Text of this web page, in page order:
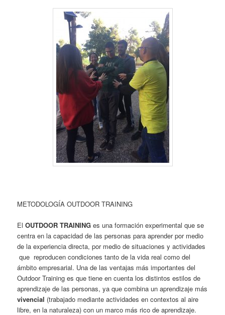
METODOLOGÍA OUTDOOR TRAINING
ElOUTDOOR TRAINING es una formación experimental que se
centra en la capacidad de las personas para aprender por medio
de la experiencia directa, por medio de situaciones y actividades
que reproducen condiciones tanto de la vida real como del
ámbito empresarial. Una de las ventajas más importantes del
Outdoor Training es que tiene en cuenta los distintos estilos de
aprendizaje de las personas, ya que combina un aprendizaje más
vivencial (trabajado mediante actividades en contextos al aire
libre, en la naturaleza) con un marco más rico de aprendizaje.